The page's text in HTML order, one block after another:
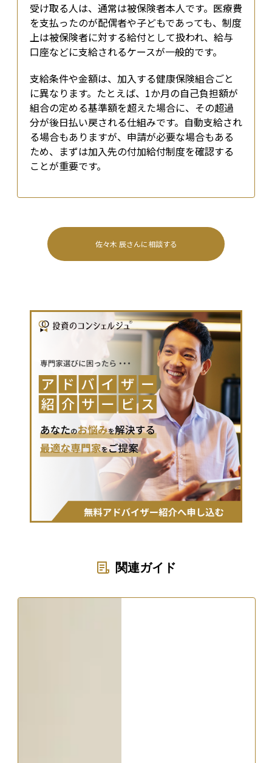
受け取る人は、通常は被保険者本人です。医療費
を支払ったのが配偶者や子どもであっても、制度
上は被保険者に対する給付として扱われ、給与
口座などに支給されるケースが一般的です。
支給条件や金額は、加入する健康保険組合ごと
に異なります。たとえば、1か月の自己負担額が
組合の定める基準額を超えた場合に、その超過
分が後日払い戻される仕組みです。自動支給され
る場合もありますが、申請が必要な場合もある
ため、まずは加入先の付加給付制度を確認する
ことが重要です。
佐々木 辰さんに相談する
関連ガイド